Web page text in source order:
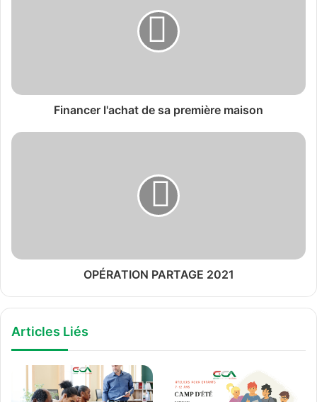
Financer l'achat de sa première maison
OPÉRATION PARTAGE 2021
Articles Liés